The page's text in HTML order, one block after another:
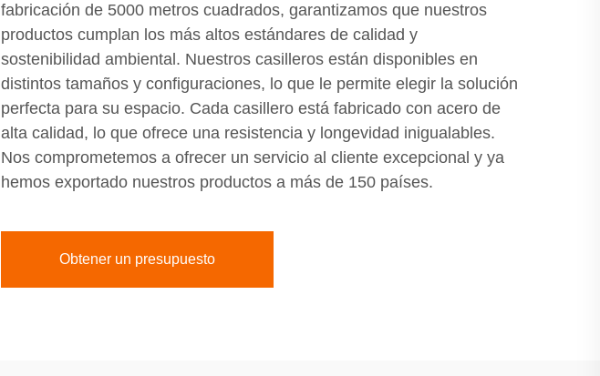
fabricación de 5000 metros cuadrados, garantizamos que nuestros
productos cumplan los más altos estándares de calidad y
sostenibilidad ambiental. Nuestros casilleros están disponibles en
distintos tamaños y configuraciones, lo que le permite elegir la solución
perfecta para su espacio. Cada casillero está fabricado con acero de
alta calidad, lo que ofrece una resistencia y longevidad inigualables.
Nos comprometemos a ofrecer un servicio al cliente excepcional y ya
hemos exportado nuestros productos a más de 150 países.
Obtener un presupuesto